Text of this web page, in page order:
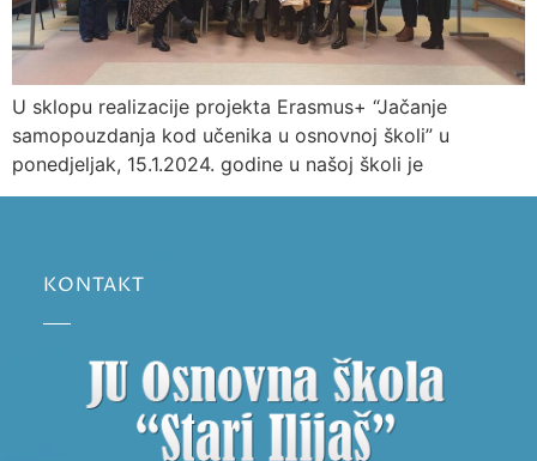
U sklopu realizacije projekta Erasmus+ “Jačanje
samopouzdanja kod učenika u osnovnoj školi” u
ponedjeljak, 15.1.2024. godine u našoj školi je
KONTAKT